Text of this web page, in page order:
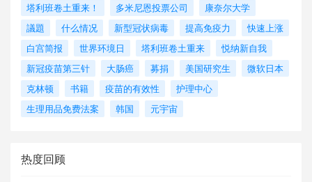
塔利班卷土重来！
多米尼恩投票公司
康奈尔大学
議題
什么情况 新型冠状病毒 提高免疫力
快速上涨
白宫简报
世界环境日 塔利班卷土重来
悦纳新自我
新冠疫苗第三针
大肠癌 募捐 美国研究生
微软日本
克林顿
书籍 疫苗的有效性
护理中心
生理用品免费法案
韩国 元宇宙
热度回顾